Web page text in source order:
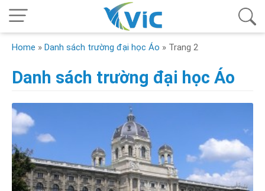
Home » Danh sách trường đại học Áo » Trang 2
Danh sách trường đại học Áo